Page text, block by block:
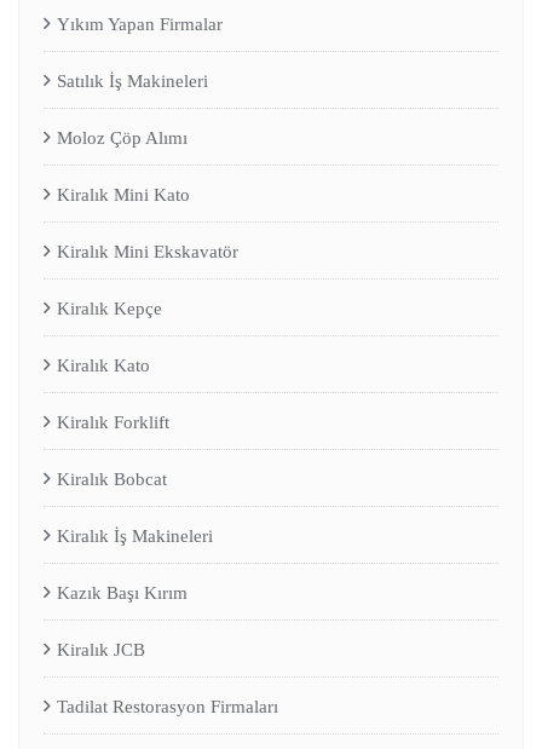
Yıkım Yapan Firmalar
Satılık İş Makineleri
Moloz Çöp Alımı
Kiralık Mini Kato
Kiralık Mini Ekskavatör
Kiralık Kepçe
Kiralık Kato
Kiralık Forklift
Kiralık Bobcat
Kiralık İş Makineleri
Kazık Başı Kırım
Kiralık JCB
Tadilat Restorasyon Firmaları